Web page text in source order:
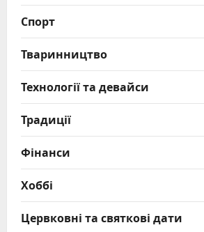
Спорт
Тваринництво
Технології та девайси
Традиції
Фінанси
Хоббі
Цервковні та святкові дати